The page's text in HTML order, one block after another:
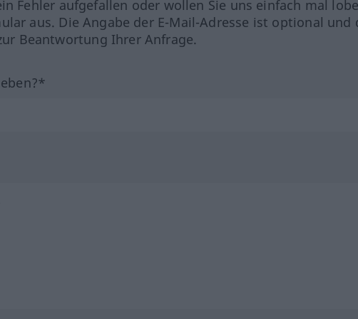
Fehler aufgefallen oder wollen Sie uns einfach mal
aus. Die Angabe der E-Mail-Adresse ist optional und
Beantwortung Ihrer Anfrage.